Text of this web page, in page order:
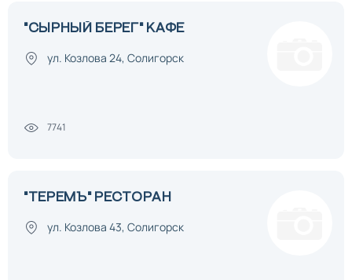
"СЫРНЫЙ БЕРЕГ" КАФЕ
ул. Козлова 24, Солигорск
7741
"ТЕРЕМЪ" РЕСТОРАН
ул. Козлова 43, Солигорск